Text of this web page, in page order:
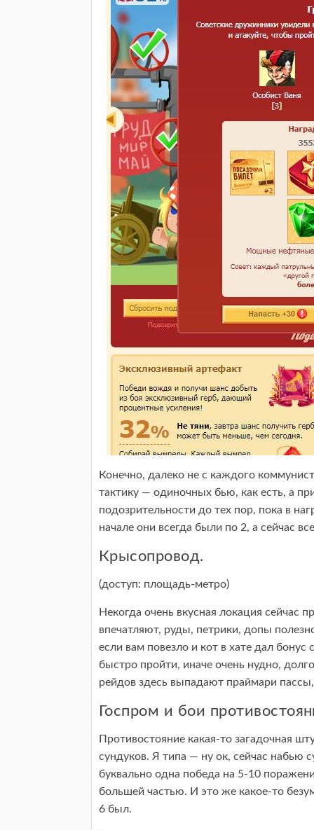
Конечно, далеко не с каждого
тактику — одиночных бью, как есть, а
подозрительности до тех пор, пока в
начале они всегда были по 2, а сейчас
Крысопровод.
(доступ: площадь-метро)
Некогда очень вкусная локация сейчас
впечатляют, руды, петрики, допы
если вам повезло и кот в хате дал
быстро пройти, иначе очень нудно,
рейдов здесь выпадают праймари
Госпром и бои
Противостояние какая-то загадочная
сундуков. Я типа — ну ок, сейчас набью
буквально одна победа на 5-10
большей частью. И это же какое-то
6 был.